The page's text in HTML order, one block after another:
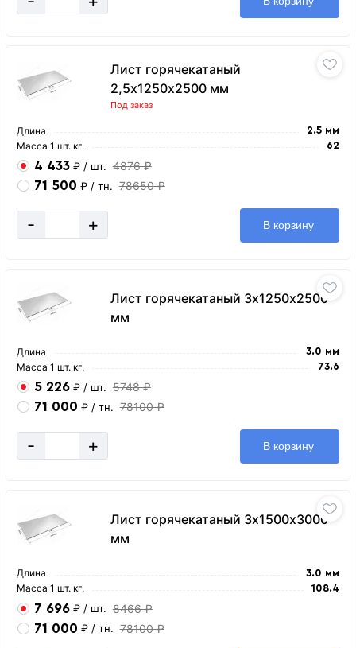
Лист горячекатаный
2,5х1250х2500 мм
Под заказ
Длина 2.5 мм
Масса 1 шт. кг. 62
4 433 ₽ / шт. 4876 ₽
71 500 ₽ / тн. 78650 ₽
- + В корзину
Лист горячекатаный 3х1250х2500
мм
Длина 3.0 мм
Масса 1 шт. кг. 73.6
5 226 ₽ / шт. 5748 ₽
71 000 ₽ / тн. 78100 ₽
- + В корзину
Лист горячекатаный 3х1500х3000
мм
Длина 3.0 мм
Масса 1 шт. кг. 108.4
7 696 ₽ / шт. 8466 ₽
71 000 ₽ / тн. 78100 ₽